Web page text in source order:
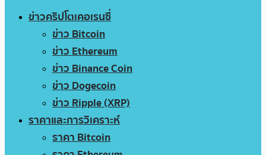
ข่าวคริปโตเคอเรนซี่
ข่าว Bitcoin
ข่าว Ethereum
ข่าว Binance Coin
ข่าว Dogecoin
ข่าว Ripple (XRP)
ราคาและการวิเคราะห์
ราคา Bitcoin